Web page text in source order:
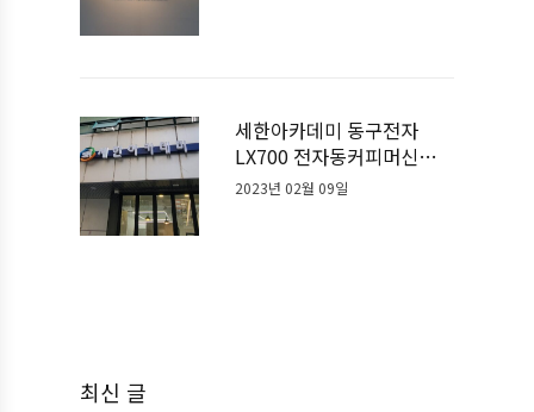
세한아카데미 동구전자
LX700 전자동커피머신기
계 설치사례
2023년 02월 09일
최신 글